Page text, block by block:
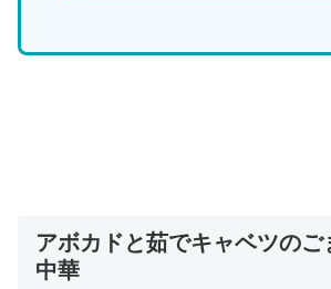
アボカドと茹でキャベツのご
中華